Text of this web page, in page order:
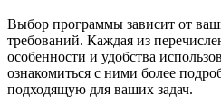
Выбор программы зависит от
требований. Каждая из
особенности и удобства
ознакомиться с ними более
подходящую для ваших задач.